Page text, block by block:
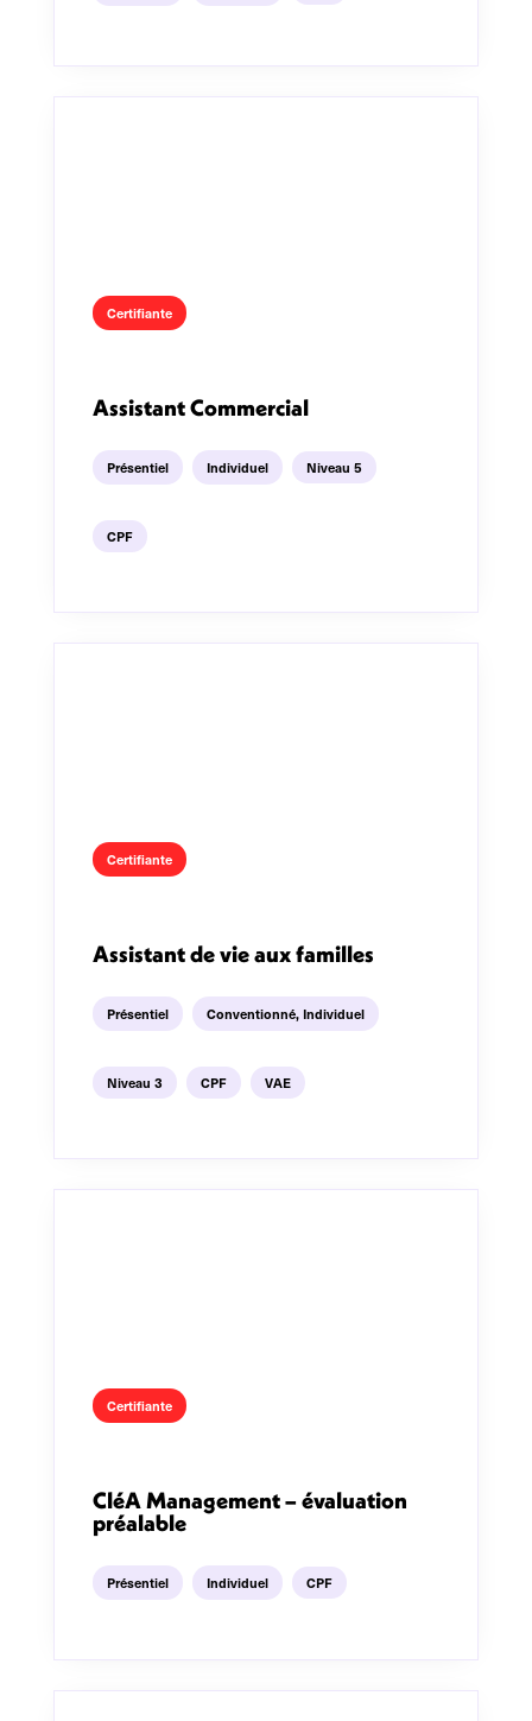
Certifiante
Assistant Commercial
Présentiel Individuel Niveau 5
CPF
Certifiante
Assistant de vie aux familles
Présentiel Conventionné, Individuel
Niveau 3 CPF VAE
Certifiante
CléA Management – évaluation
préalable
Présentiel Individuel CPF